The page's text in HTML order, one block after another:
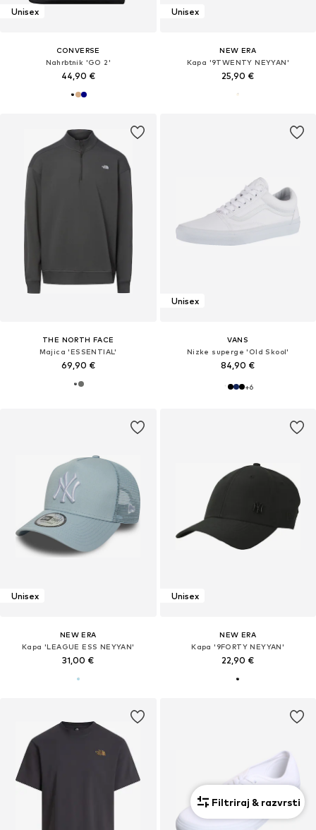
Unisex
CONVERSE
Nahrbtnik 'GO 2'
44,90 €
Unisex
NEW ERA
Kapa '9TWENTY NEYYAN'
25,90 €
THE NORTH FACE
Majica 'ESSENTIAL'
69,90 €
Unisex
VANS
Nizke superge 'Old Skool'
84,90 €
+6
Unisex
NEW ERA
Kapa 'LEAGUE ESS NEYYAN'
31,00 €
Unisex
NEW ERA
Kapa '9FORTY NEYYAN'
22,90 €
Filtriraj & razvrsti